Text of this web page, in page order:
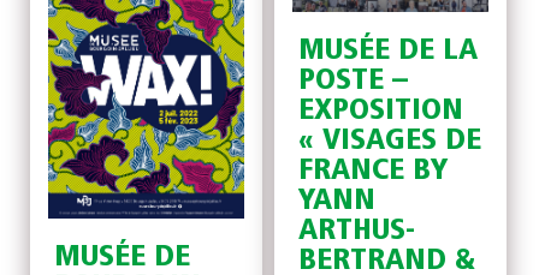
MUSÉE DE
MUSÉE DE LA
POSTE –
EXPOSITION
« VISAGES DE
FRANCE BY
YANN
ARTHUS-
BERTRAND &